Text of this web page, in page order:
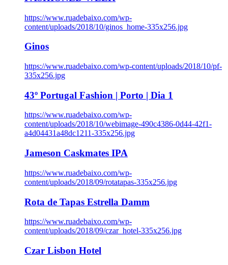
https://www.ruadebaixo.com/wp-
content/uploads/2018/10/ginos_home-335x256.jpg
Ginos
https://www.ruadebaixo.com/wp-content/uploads/2018/10/pf-
335x256.jpg
43º Portugal Fashion | Porto | Dia 1
https://www.ruadebaixo.com/wp-
content/uploads/2018/10/webimage-490c4386-0d44-42f1-
a4d04431a48dc1211-335x256.jpg
Jameson Caskmates IPA
https://www.ruadebaixo.com/wp-
content/uploads/2018/09/rotatapas-335x256.jpg
Rota de Tapas Estrella Damm
https://www.ruadebaixo.com/wp-
content/uploads/2018/09/czar_hotel-335x256.jpg
Czar Lisbon Hotel